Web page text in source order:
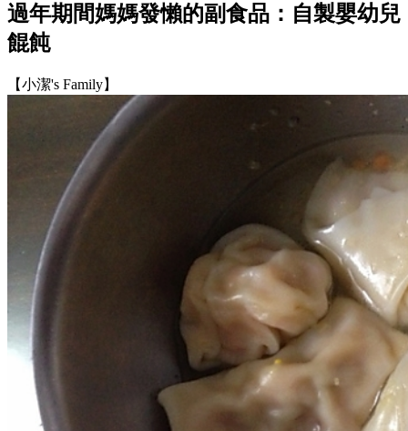
過年期間媽媽發懶的副食品：自製嬰幼兒
餛飩
【小潔's Family】